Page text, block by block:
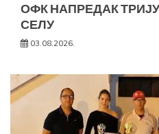
ОФК НАПРЕДАК
СЕЛУ
03.08.2026.